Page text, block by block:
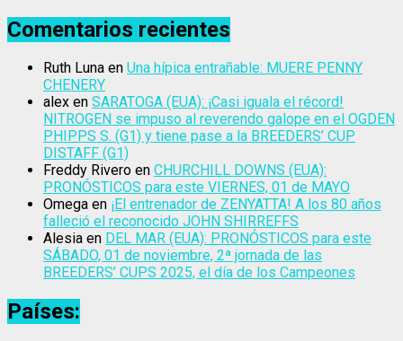
Comentarios recientes
Ruth Luna en Una hípica entrañable: MUERE PENNY
CHENERY
alex en SARATOGA (EUA): ¡Casi iguala el récord!
NITROGEN se impuso al reverendo galope en el OGDEN
PHIPPS S. (G1) y tiene pase a la BREEDERS’ CUP
DISTAFF (G1)
Freddy Rivero en CHURCHILL DOWNS (EUA):
PRONÓSTICOS para este VIERNES, 01 de MAYO
Omega en ¡El entrenador de ZENYATTA! A los 80 años
falleció el reconocido JOHN SHIRREFFS
Alesia en DEL MAR (EUA): PRONÓSTICOS para este
SÁBADO, 01 de noviembre, 2ª jornada de las
BREEDERS’ CUPS 2025, el día de los Campeones
Países: